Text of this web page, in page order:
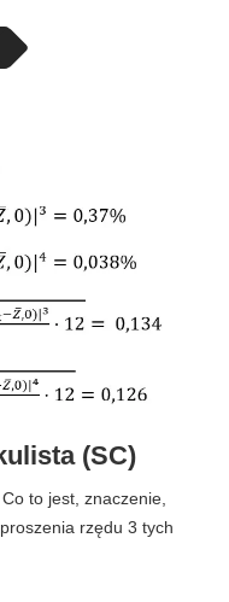
(SC)
to jest, znaczenie,
rzędu 3 tych